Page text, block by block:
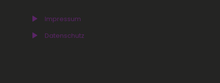
Impressum
Datenschutz